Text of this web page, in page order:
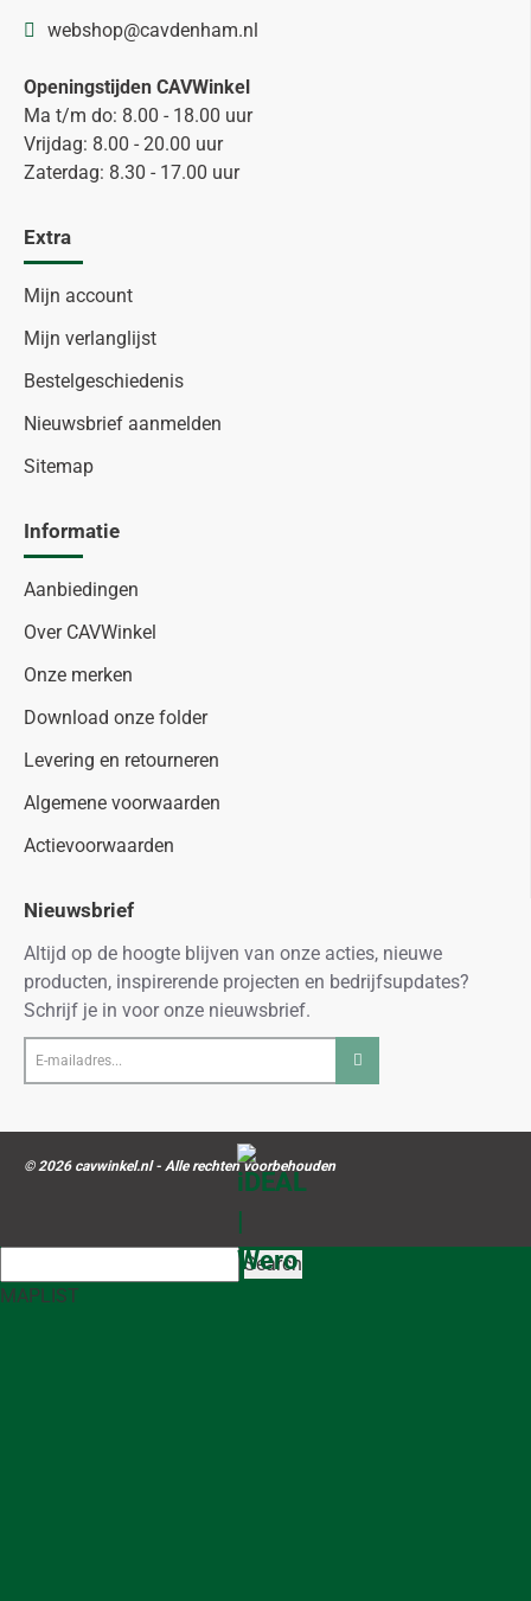
webshop@cavdenham.nl
Openingstijden CAVWinkel
Ma t/m do: 8.00 - 18.00 uur
Vrijdag: 8.00 - 20.00 uur
Zaterdag: 8.30 - 17.00 uur
Extra
Mijn account
Mijn verlanglijst
Bestelgeschiedenis
Nieuwsbrief aanmelden
Sitemap
Informatie
Aanbiedingen
Over CAVWinkel
Onze merken
Download onze folder
Levering en retourneren
Algemene voorwaarden
Actievoorwaarden
Nieuwsbrief
Altijd op de hoogte blijven van onze acties, nieuwe
producten, inspirerende projecten en bedrijfsupdates?
Schrijf je in voor onze nieuwsbrief.
mailadres...
© 2026 cavwinkel.nl - Alle rechten voorbehouden
Search
MAPLIST